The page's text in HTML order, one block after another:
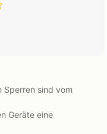
Sperren sind vom
Geräte eine